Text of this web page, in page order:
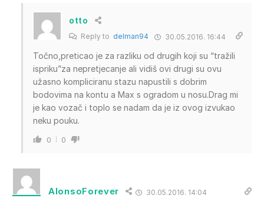
otto
Reply to delman94 30.05.2016. 16:44
Točno,preticao je za razliku od drugih koji su “tražili
ispriku”za nepretjecanje ali vidiš ovi drugi su ovu
užasno kompliciranu stazu napustili s dobrim
bodovima na kontu a Max s ogradom u nosu.Drag mi
je kao vozač i toplo se nadam da je iz ovog izvukao
neku pouku.
0 0
AlonsoForever 30.05.2016. 14:04